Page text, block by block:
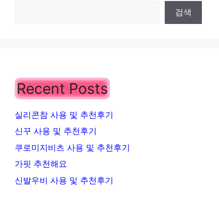
검색
Recent Posts
실리콘참 사용 및 추천후기
신꾸 사용 및 추천후기
쿠로미지비츠 사용 및 추천후기
가핏 추천해요
신발우비 사용 및 추천후기